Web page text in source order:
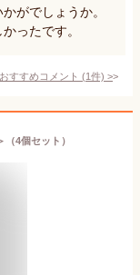
がでしょうか。
ったです。
すすめコメント (1件) >
（4個セット）